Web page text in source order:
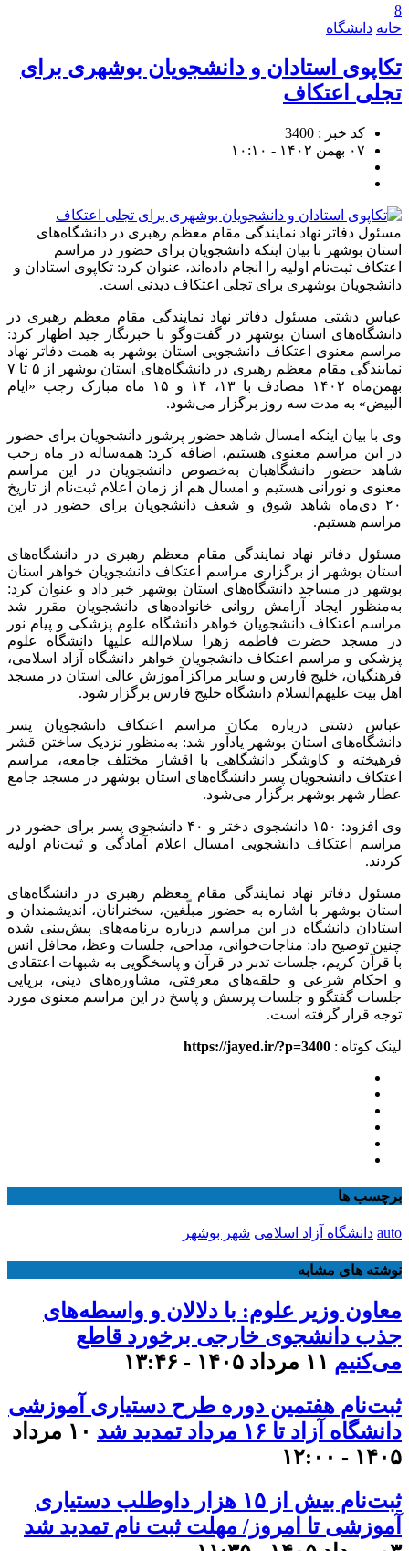
8
خانه دانشگاه
تکاپوی استادان و دانشجویان بوشهری برای
تجلی اعتکاف
کد خبر : 3400
۰۷ بهمن ۱۴۰۲ - ۱۰:۱۰
مسئول دفاتر نهاد نمایندگی مقام معظم رهبری در دانشگاه‌های
استان بوشهر با بیان اینکه دانشجویان برای حضور در مراسم
اعتکاف ثبت‌نام اولیه را انجام داده‌اند، عنوان کرد: تکاپوی استادان و
دانشجویان بوشهری برای تجلی اعتکاف دیدنی است.
عباس دشتی مسئول دفاتر نهاد نمایندگی مقام معظم رهبری در
دانشگاه‌های استان بوشهر در گفت‌وگو با خبرنگار جید اظهار کرد:
مراسم معنوی اعتکاف دانشجویی استان بوشهر به همت دفاتر نهاد
نمایندگی مقام معظم رهبری در دانشگاه‌های استان بوشهر از ۵ تا ۷
بهمن‌ماه ۱۴۰۲ مصادف با ۱۳، ۱۴ و ۱۵ ماه مبارک رجب «ایام
البیض» به مدت سه روز برگزار می‌شود.
وی با بیان اینکه امسال شاهد حضور پرشور دانشجویان برای حضور
در این مراسم معنوی هستیم، اضافه کرد: همه‌ساله در ماه رجب
شاهد حضور دانشگاهیان به‌خصوص دانشجویان در این مراسم
معنوی و نورانی هستیم و امسال هم از زمان اعلام ثبت‌نام از تاریخ
۲۰ دی‌ماه شاهد شوق و شعف دانشجویان برای حضور در این
مراسم هستیم.
مسئول دفاتر نهاد نمایندگی مقام معظم رهبری در دانشگاه‌های
استان بوشهر از برگزاری مراسم اعتکاف دانشجویان خواهر استان
بوشهر در مساجد دانشگاه‌های استان بوشهر خبر داد و عنوان کرد:
به‌منظور ایجاد آرامش روانی خانواده‌های دانشجویان مقرر شد
مراسم اعتکاف دانشجویان خواهر دانشگاه علوم پزشکی و پیام نور
در مسجد حضرت فاطمه زهرا سلام‌الله علیها دانشگاه علوم
پزشکی و مراسم اعتکاف دانشجویان خواهر دانشگاه آزاد اسلامی،
فرهنگیان، خلیج فارس و سایر مراکز آموزش عالی استان در مسجد
اهل بیت علیهم‌السلام دانشگاه خلیج فارس برگزار شود.
عباس دشتی درباره مکان مراسم اعتکاف دانشجویان پسر
دانشگاه‌های استان بوشهر یادآور شد: به‌منظور نزدیک ساختن قشر
فرهیخته و کاوشگر دانشگاهی با اقشار مختلف جامعه، مراسم
اعتکاف دانشجویان پسر دانشگاه‌های استان بوشهر در مسجد جامع
عطار شهر بوشهر برگزار می‌شود.
وی افزود: ۱۵۰ دانشجوی دختر و ۴۰ دانشجوی پسر برای حضور در
مراسم اعتکاف دانشجویی امسال اعلام آمادگی و ثبت‌نام اولیه
کردند.
مسئول دفاتر نهاد نمایندگی مقام معظم رهبری در دانشگاه‌های
استان بوشهر با اشاره به حضور مبلّغین، سخنرانان، اندیشمندان و
استادان دانشگاه در این مراسم درباره برنامه‌های پیش‌بینی شده
چنین توضیح داد: مناجات‌خوانی، مداحی، جلسات وعظ، محافل انس
با قرآن کریم، جلسات تدبر در قرآن و پاسخگویی به شبهات اعتقادی
و احکام شرعی و حلقه‌های معرفتی، مشاوره‌های دینی، برپایی
جلسات گفتگو و جلسات پرسش و پاسخ در این مراسم معنوی مورد
توجه قرار گرفته است.
لینک کوتاه : https://jayed.ir/?p=3400
برچسب ها
auto دانشگاه آزاد اسلامی شهر بوشهر
نوشته های مشابه
معاون وزیر علوم: با دلالان و واسطه‌های
جذب دانشجوی خارجی برخورد قاطع
می‌کنیم ۱۱ مرداد ۱۴۰۵ - ۱۳:۴۶
ثبت‌نام هفتمین دوره طرح دستیاری آموزشی
دانشگاه آزاد تا ۱۶ مرداد تمدید شد
۱۰ مرداد
۱۴۰۵ - ۱۲:۰۰
ثبت‌نام بیش از ۱۵ هزار داوطلب دستیاری
آموزشی تا امروز/ مهلت ثبت نام تمدید شد